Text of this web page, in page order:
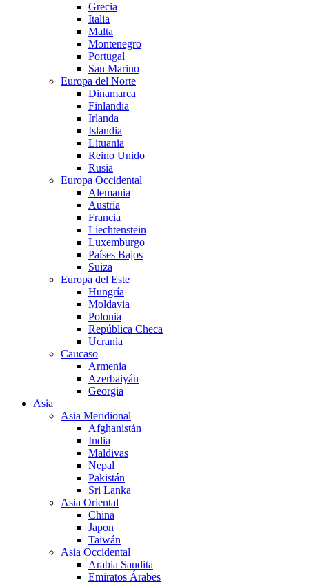
Grecia
Italia
Malta
Montenegro
Portugal
San Marino
Europa del Norte
Dinamarca
Finlandia
Irlanda
Islandia
Lituania
Reino Unido
Rusia
Europa Occidental
Alemania
Austria
Francia
Liechtenstein
Luxemburgo
Países Bajos
Suiza
Europa del Este
Hungría
Moldavia
Polonia
República Checa
Ucrania
Caucaso
Armenia
Azerbaiyán
Georgia
Asia
Asia Meridional
Afghanistán
India
Maldivas
Nepal
Pakistán
Sri Lanka
Asia Oriental
China
Japon
Taiwán
Asia Occidental
Arabia Saudita
Emiratos Árabes